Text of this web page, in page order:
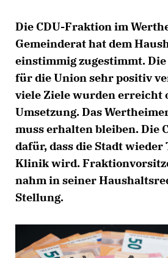
Die CDU-Fraktion im
Gemeinderat hat dem
einstimmig zugestimmt.
für die Union sehr positiv
viele Ziele wurden erreicht
Umsetzung. Das
muss erhalten bleiben. Die
dafür, dass die Stadt wieder
Klinik wird.
nahm in seiner
Stellung.